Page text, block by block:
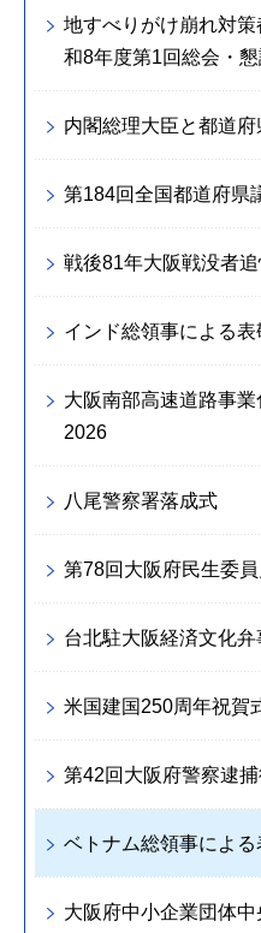
地すべりがけ崩れ対
和8年度第1回総会・
内閣総理大臣と都道
第184回全国都道府県
戦後81年大阪戦没者
インド総領事による表
大阪南部高速道路事
2026
八尾警察署落成式
第78回大阪府民生委
台北駐大阪経済文化
米国建国250周年祝賀
第42回大阪府警察逮
ベトナム総領事による
大阪府中小企業団体